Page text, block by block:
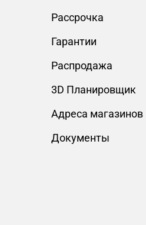
Рассрочка
Гарантии
Распродажа
3D Планировщик
Адреса магазинов
Документы